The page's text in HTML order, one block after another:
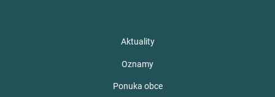
Aktuality
Oznamy
Ponuka obce